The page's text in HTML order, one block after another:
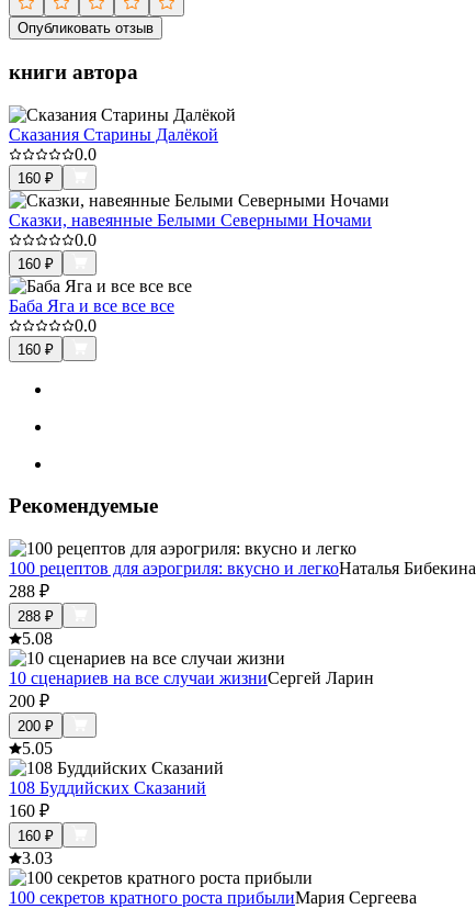
Опубликовать отзыв
книги автора
Сказания Старины Далёкой
0.0
160 ₽
Сказки, навеянные Белыми Северными Ночами
0.0
160 ₽
Баба Яга и все все все
0.0
160 ₽
Рекомендуемые
100 рецептов для аэрогриля: вкусно и легкоНаталья Бибекина
288 ₽
288 ₽
5.08
10 сценариев на все случаи жизниСергей Ларин
200 ₽
200 ₽
5.05
108 Буддийских Сказаний
160 ₽
160 ₽
3.03
100 секретов кратного роста прибылиМария Сергеева